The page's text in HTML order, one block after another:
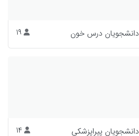
دانشجویان درس خون 19
دانشجویان پیراپزشکی 14